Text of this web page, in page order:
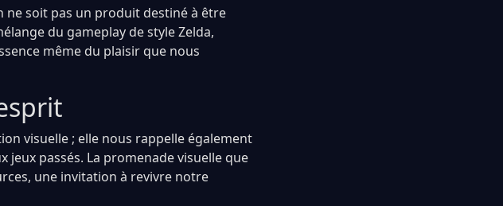
ne soit pas un produit destiné à être
du gameplay de style Zelda,
même du plaisir que nous
visuelle ; elle nous rappelle également
jeux passés. La promenade visuelle que
une invitation à revivre notre